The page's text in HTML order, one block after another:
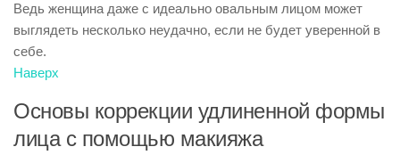
Ведь женщина даже с идеально овальным лицом может
выглядеть несколько неудачно, если не будет уверенной в
себе.
Наверх
Основы коррекции удлиненной формы
лица с помощью макияжа